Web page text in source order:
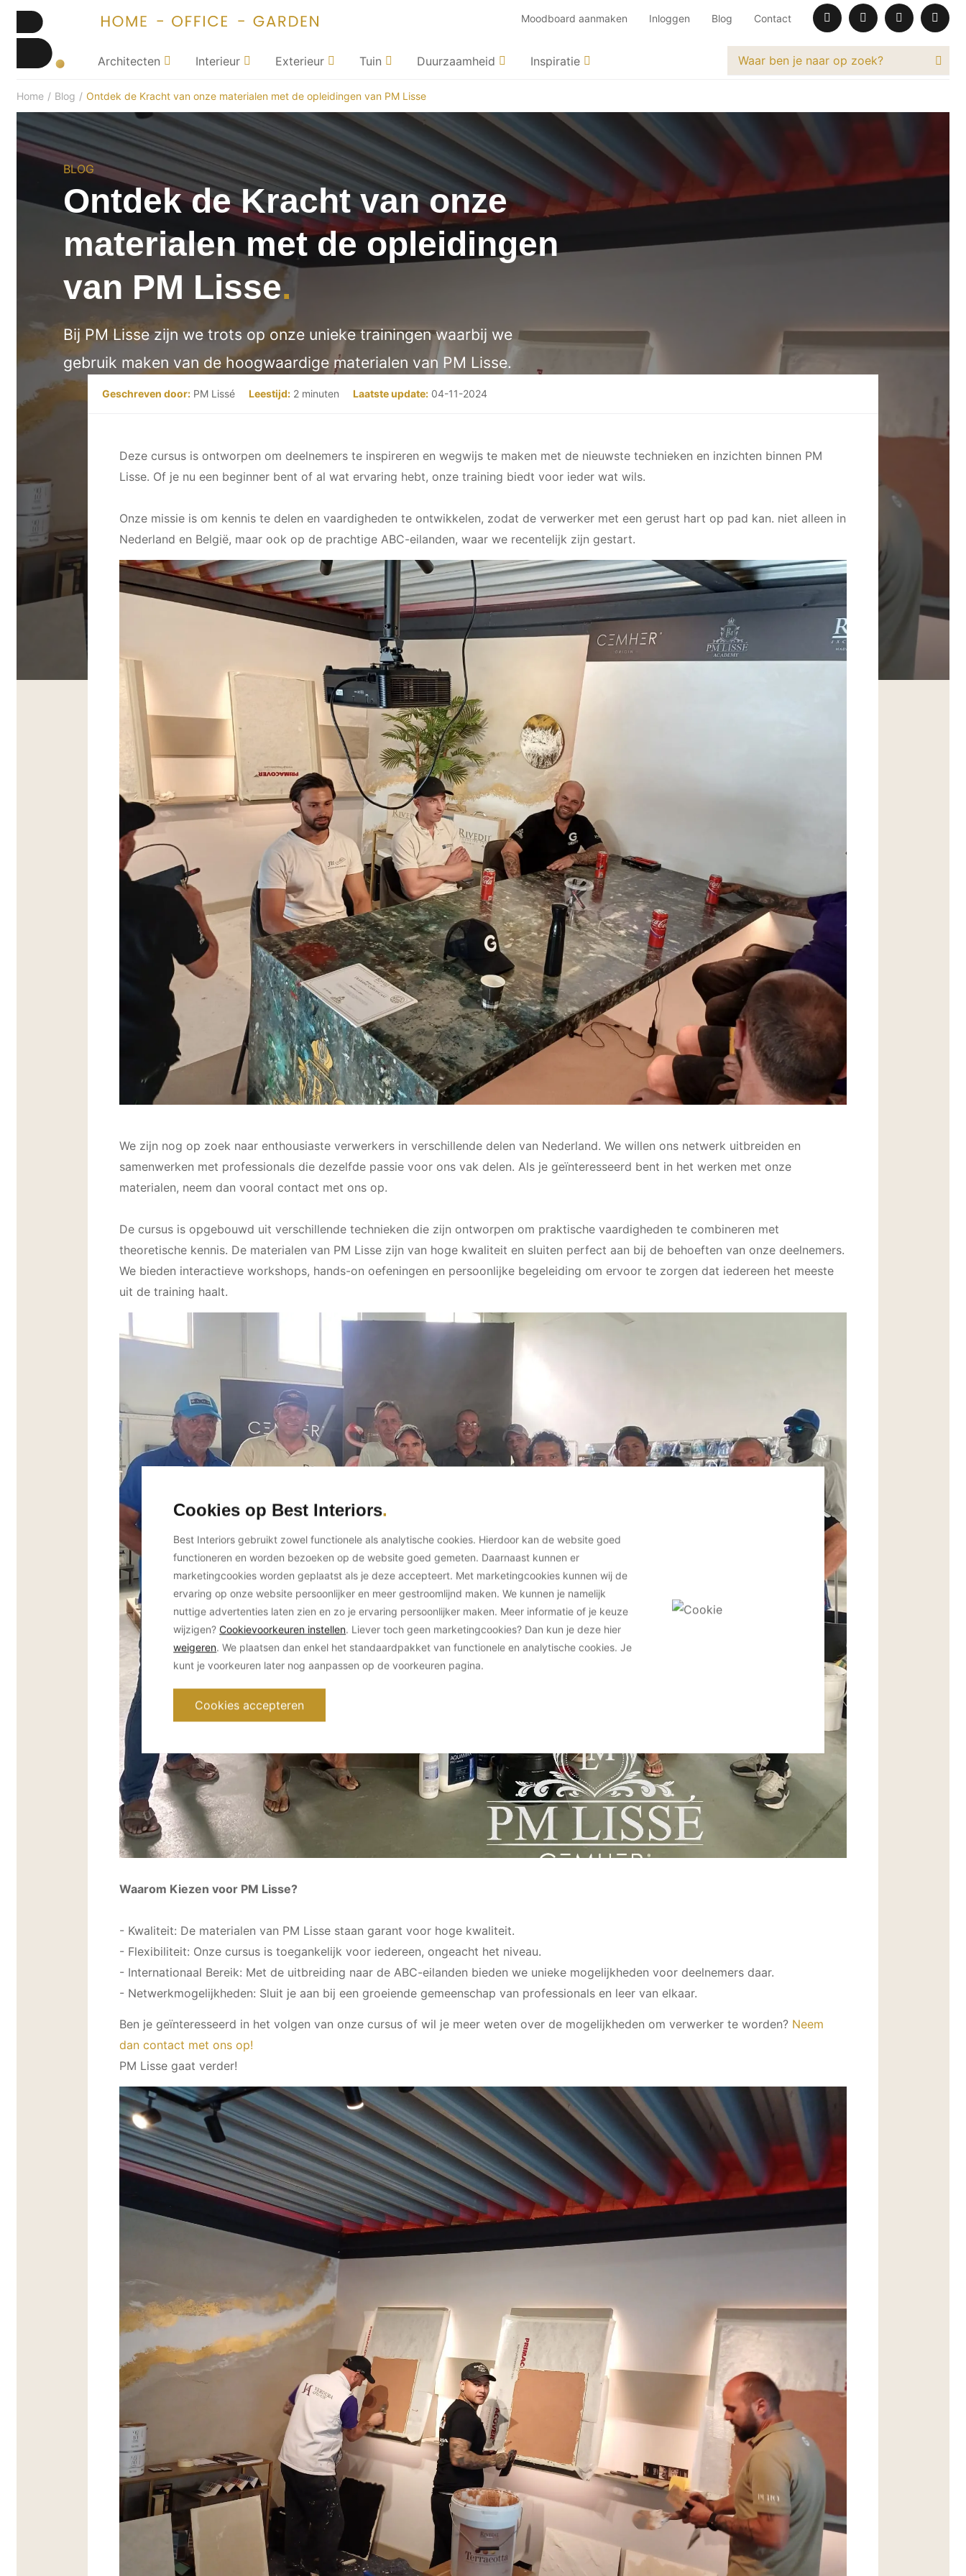
Moodboard aanmaken Inloggen Blog Contact
Architecten Interieur Exterieur Tuin Duurzaamheid Inspiratie
Home / Blog / Ontdek de Kracht van onze materialen met de opleidingen van PM Lisse
BLOG
Ontdek de Kracht van onze
materialen met de opleidingen
van PM Lisse
Bij PM Lisse zijn we trots op onze unieke trainingen waarbij we
gebruik maken van de hoogwaardige materialen van PM Lisse.
Geschreven door: PM Lissé Leestijd: 2 minuten Laatste update: 04-11-2024
Deze cursus is ontworpen om deelnemers te inspireren en wegwijs te maken met de nieuwste technieken en inzichten binnen PM
Lisse. Of je nu een beginner bent of al wat ervaring hebt, onze training biedt voor ieder wat wils.
Onze missie is om kennis te delen en vaardigheden te ontwikkelen, zodat de verwerker met een gerust hart op pad kan. niet alleen in
Nederland en België, maar ook op de prachtige ABC-eilanden, waar we recentelijk zijn gestart.
We zijn nog op zoek naar enthousiaste verwerkers in verschillende delen van Nederland. We willen ons netwerk uitbreiden en
samenwerken met professionals die dezelfde passie voor ons vak delen. Als je geïnteresseerd bent in het werken met onze
materialen, neem dan vooral contact met ons op.
De cursus is opgebouwd uit verschillende technieken die zijn ontworpen om praktische vaardigheden te combineren met
theoretische kennis. De materialen van PM Lisse zijn van hoge kwaliteit en sluiten perfect aan bij de behoeften van onze deelnemers.
We bieden interactieve workshops, hands-on oefeningen en persoonlijke begeleiding om ervoor te zorgen dat iedereen het meeste
uit de training haalt.
Waarom Kiezen voor PM Lisse?
- Kwaliteit: De materialen van PM Lisse staan garant voor hoge kwaliteit.
- Flexibiliteit: Onze cursus is toegankelijk voor iedereen, ongeacht het niveau.
- Internationaal Bereik: Met de uitbreiding naar de ABC-eilanden bieden we unieke mogelijkheden voor deelnemers daar.
- Netwerkmogelijkheden: Sluit je aan bij een groeiende gemeenschap van professionals en leer van elkaar.
Ben je geïnteresseerd in het volgen van onze cursus of wil je meer weten over de mogelijkheden om verwerker te worden? Neem
dan contact met ons op!
PM Lisse gaat verder!
Cookies op Best Interiors
Best Interiors gebruikt zowel functionele als analytische cookies. Hierdoor kan de website goed
functioneren en worden bezoeken op de website goed gemeten. Daarnaast kunnen er
marketingcookies worden geplaatst als je deze accepteert. Met marketingcookies kunnen wij de
ervaring op onze website persoonlijker en meer gestroomlijnd maken. We kunnen je namelijk
nuttige advertenties laten zien en zo je ervaring persoonlijker maken. Meer informatie of je keuze
wijzigen? Cookievoorkeuren instellen. Liever toch geen marketingcookies? Dan kun je deze hier
weigeren. We plaatsen dan enkel het standaardpakket van functionele en analytische cookies. Je
kunt je voorkeuren later nog aanpassen op de voorkeuren pagina.
Cookies accepteren